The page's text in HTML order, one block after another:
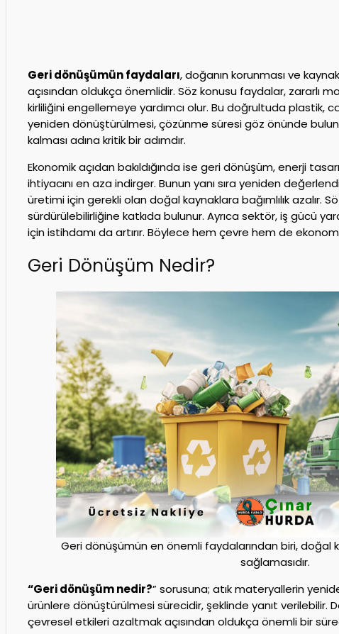
Geri dönüşümün faydaları, doğanın korunması ve
açısından oldukça önemlidir. Söz konusu faydalar, zararlı
kirliliğini engellemeye yardımcı olur. Bu doğrultuda plastik,
yeniden dönüştürülmesi, çözünme süresi göz önünde
kalması adına kritik bir adımdır.
Ekonomik açıdan bakıldığında ise geri dönüşüm, enerji
ihtiyacını en aza indirger. Bunun yanı sıra yeniden
üretimi için gerekli olan doğal kaynaklara bağımlılık azalır.
sürdürülebilirliğine katkıda bulunur. Ayrıca sektör, iş gücü
için istihdamı da artırır. Böylece hem çevre hem de
Geri Dönüşüm Nedir?
Geri dönüşümün en önemli faydalarından biri, doğal
sağlamasıdır.
“Geri dönüşüm nedir?” sorusuna; atık materyallerin
ürünlere dönüştürülmesi sürecidir, şeklinde yanıt verilebilir.
çevresel etkileri azaltmak açısından oldukça önemli bir